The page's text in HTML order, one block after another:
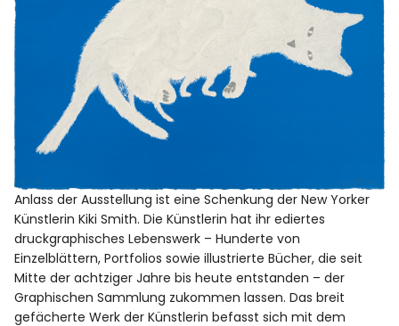
Anlass der Ausstellung ist eine Schenkung der New Yorker
Künstlerin Kiki Smith. Die Künstlerin hat ihr ediertes
druckgraphisches Lebenswerk – Hunderte von
Einzelblättern, Portfolios sowie illustrierte Bücher, die seit
Mitte der achtziger Jahre bis heute entstanden – der
Graphischen Sammlung zukommen lassen. Das breit
gefächerte Werk der Künstlerin befasst sich mit dem